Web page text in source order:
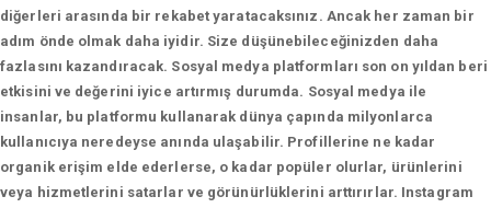
diğerleri arasında bir rekabet yaratacaksınız. Ancak her zaman bir
adım önde olmak daha iyidir. Size düşünebileceğinizden daha
fazlasını kazandıracak. Sosyal medya platformları son on yıldan beri
etkisini ve değerini iyice artırmış durumda. Sosyal medya ile
insanlar, bu platformu kullanarak dünya çapında milyonlarca
kullanıcıya neredeyse anında ulaşabilir. Profillerine ne kadar
organik erişim elde ederlerse, o kadar popüler olurlar, ürünlerini
veya hizmetlerini satarlar ve görünürlüklerini arttırırlar. Instagram